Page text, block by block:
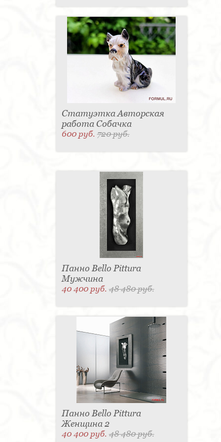
Статуэтка Авторская
работа Собачка
600 руб.720 руб.
Панно Bello Pittura
Мужчина
40 400 руб.48 480 руб.
Панно Bello Pittura
Женщина 2
40 400 руб.48 480 руб.